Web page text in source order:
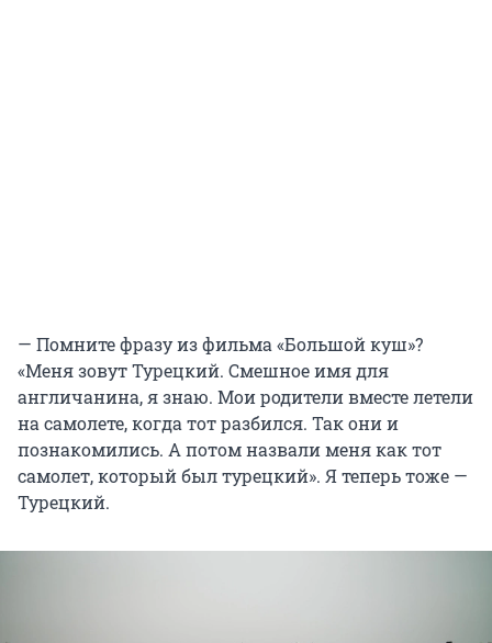
— Помните фразу из фильма «Большой куш»?
«Меня зовут Турецкий. Смешное имя для
англичанина, я знаю. Мои родители вместе летели
на самолете, когда тот разбился. Так они и
познакомились. А потом назвали меня как тот
самолет, который был турецкий». Я теперь тоже —
Турецкий.